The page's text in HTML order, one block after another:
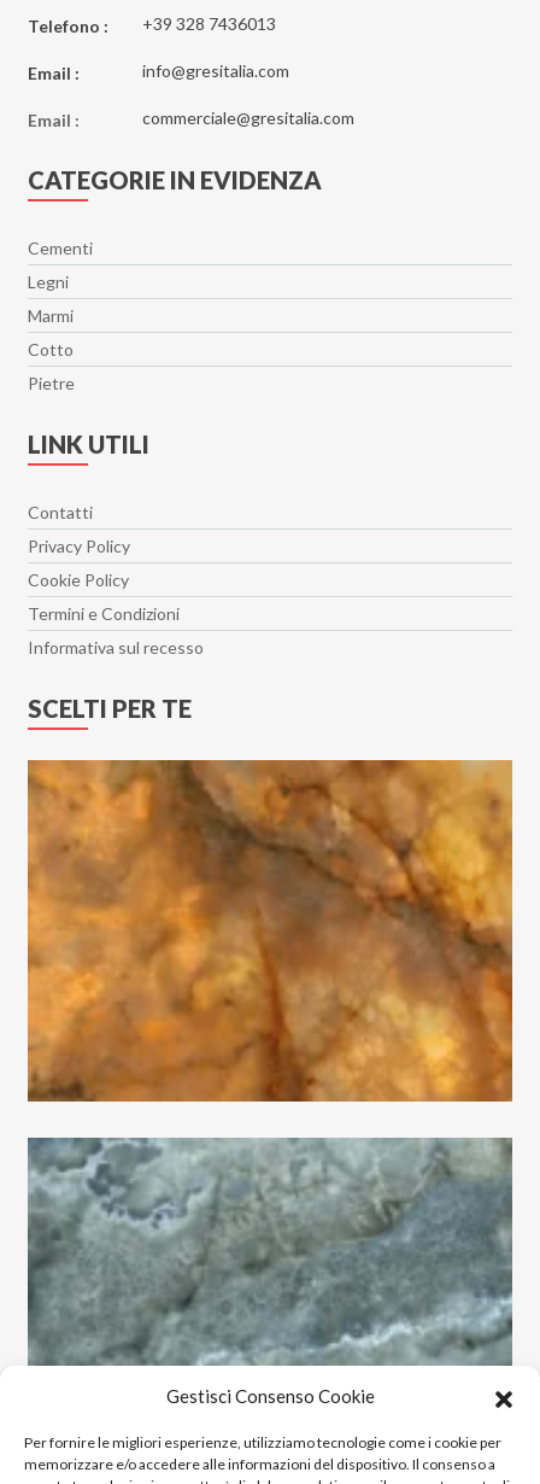
Gestisci Consenso Cookie
Per fornire le migliori esperienze, utilizziamo tecnologie come i cookie per
memorizzare e/o accedere alle informazioni del dispositivo. Il consenso a
Fantastic Green
Flatiron
Genesis
Ghost
Glimpse
Glowood
Hangar 30x90
Il Travertino
Imperial
Interno 9
Isen
Lamiere
Le Resine
Levante
Lincoln
Lithos
Loft
Lounge
Luminescence
Magnetic
Maioliche
Majestic
Makrana
Marble Velvet
Marquiña
Massive
Materia
Miro
Telefono : +39 328 7436013
Email : info@gresitalia.com
Email : commerciale@gresitalia.com
CATEGORIE IN EVIDENZA
Cementi
Legni
Marmi
Cotto
Pietre
LINK UTILI
Contatti
Privacy Policy
Cookie Policy
Termini e Condizioni
Informativa sul recesso
SCELTI PER TE